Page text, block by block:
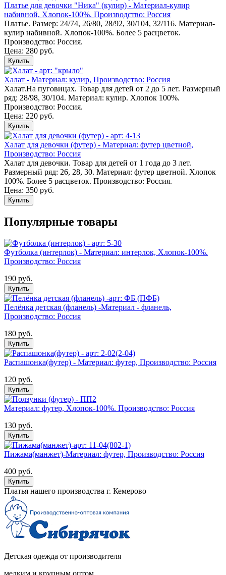
Платье для девочки "Ника" (кулир) - Материал-кулир
набивной, Хлопок-100%. Производство: Россия
Платье. Размер: 24/74, 26/80, 28/92, 30/104, 32/116. Материал-
кулир набивной. Хлопок-100%. Более 5 расцветок.
Производство: Россия.
Цена: 280 руб.
Купить
Халат - Материал: кулир, Производство: Россия
Халат.На пуговицах. Товар для детей от 2 до 5 лет. Размерный
ряд: 28/98, 30/104. Материал: кулир. Хлопок 100%.
Производство: Россия.
Цена: 220 руб.
Купить
Халат для девочки (футер) - Материал: футер цветной,
Производство: Россия
Халат для девочки. Товар для детей от 1 года до 3 лет.
Размерный ряд: 26, 28, 30. Материал: футер цветной. Хлопок
100%. Более 5 расцветок. Производство: Россия.
Цена: 350 руб.
Купить
Популярные товары
Футболка (интерлок) - Материал: интерлок, Хлопок-100%.
Производство: Россия
190 руб.
Купить
Пелёнка детская (фланель) -Материал - фланель,
Производство: Россия
180 руб.
Купить
Распашонка(футер) - Материал: футер, Производство: Россия
120 руб.
Купить
Материал: футер, Хлопок-100%. Производство: Россия
130 руб.
Купить
Пижама(манжет)-Материал: футер, Производство: Россия
400 руб.
Купить
Платья нашего производства г. Кемерово
Детская одежда от производителя